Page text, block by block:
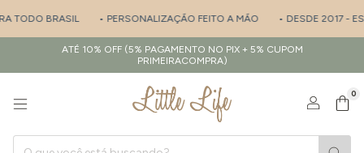
• PERSONALIZAÇÃO FEITO A MÃO • DESDE 2017 - ESPECIALISTA EM
ATÉ 10% OFF (5% PAGAMENTO NO PIX + 5% CUPOM
PRIMEIRACOMPRA)
0